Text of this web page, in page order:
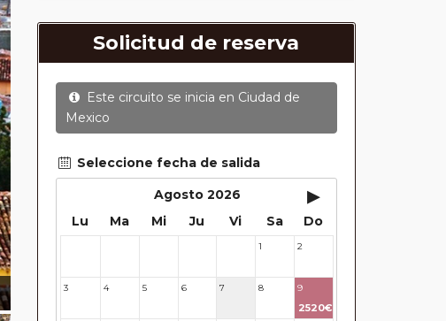
Solicitud de reserva
Este circuito se inicia en Ciudad de
Mexico
Seleccione fecha de salida
Agosto 2026
▸
Lu Ma Mi Ju Vi Sa Do
1 2
3 4 5 6 7 8 9
2520€